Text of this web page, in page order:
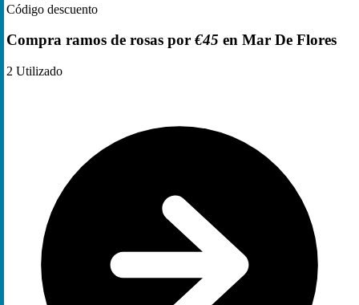
Código descuento
Compra ramos de rosas por €45 en Mar De Flores
2 Utilizado